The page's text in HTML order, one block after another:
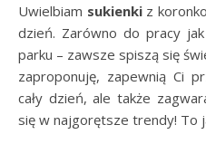
Uwielbiam sukienkiz
dzień. Zarówno do pracy
parku – zawsze spiszą się
zaproponuję, zapewnią Ci
cały dzień, ale także
się w najgorętsze trendy! To